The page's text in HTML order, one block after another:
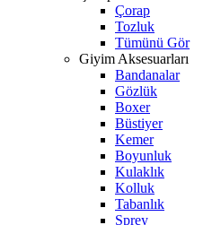
Çorap
Tozluk
Tümünü Gör
Giyim Aksesuarları
Bandanalar
Gözlük
Boxer
Büstiyer
Kemer
Boyunluk
Kulaklık
Kolluk
Tabanlık
Sprey